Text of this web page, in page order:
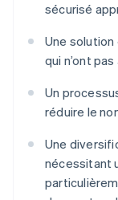
sécurisé
Une
qui n’ont
Un
réduire le
Une
nécessitant